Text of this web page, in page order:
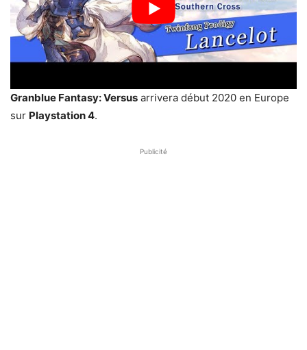
Granblue Fantasy: Versus arrivera début 2020 en Europe
sur Playstation 4.
Publicité